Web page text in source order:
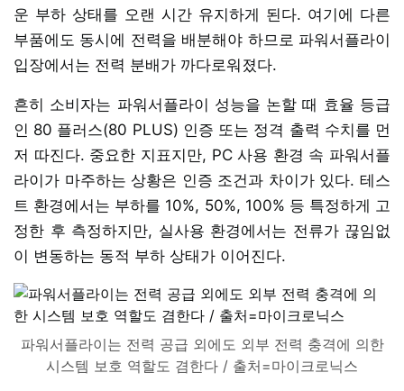
운 부하 상태를 오랜 시간 유지하게 된다. 여기에 다른
부품에도 동시에 전력을 배분해야 하므로 파워서플라이
입장에서는 전력 분배가 까다로워졌다.
흔히 소비자는 파워서플라이 성능을 논할 때 효율 등급
인 80 플러스(80 PLUS) 인증 또는 정격 출력 수치를 먼
저 따진다. 중요한 지표지만, PC 사용 환경 속 파워서플
라이가 마주하는 상황은 인증 조건과 차이가 있다. 테스
트 환경에서는 부하를 10%, 50%, 100% 등 특정하게 고
정한 후 측정하지만, 실사용 환경에서는 전류가 끊임없
이 변동하는 동적 부하 상태가 이어진다.
파워서플라이는 전력 공급 외에도 외부 전력 충격에 의한
시스템 보호 역할도 겸한다 / 출처=마이크로닉스